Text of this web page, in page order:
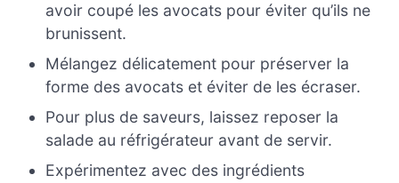
avoir coupé les avocats pour éviter qu’ils ne
brunissent.
Mélangez délicatement pour préserver la
forme des avocats et éviter de les écraser.
Pour plus de saveurs, laissez reposer la
salade au réfrigérateur avant de servir.
Expérimentez avec des ingrédients